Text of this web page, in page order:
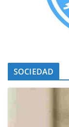
SOCIEDAD